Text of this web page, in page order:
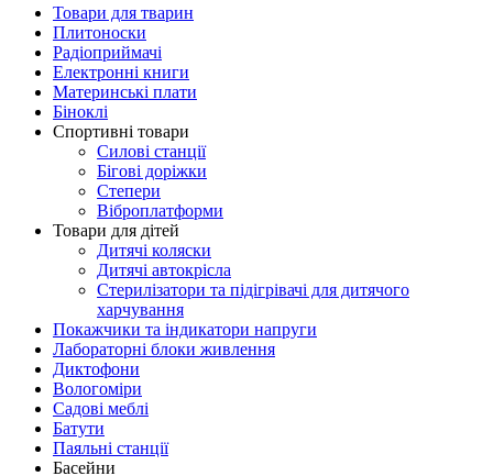
Товари для тварин
Плитоноски
Радіоприймачі
Електронні книги
Материнські плати
Біноклі
Спортивні товари
Силові станції
Бігові доріжки
Степери
Віброплатформи
Товари для дітей
Дитячі коляски
Дитячі автокрісла
Стерилізатори та підігрівачі для дитячого
харчування
Покажчики та індикатори напруги
Лабораторні блоки живлення
Диктофони
Вологоміри
Садові меблі
Батути
Паяльні станції
Басейни